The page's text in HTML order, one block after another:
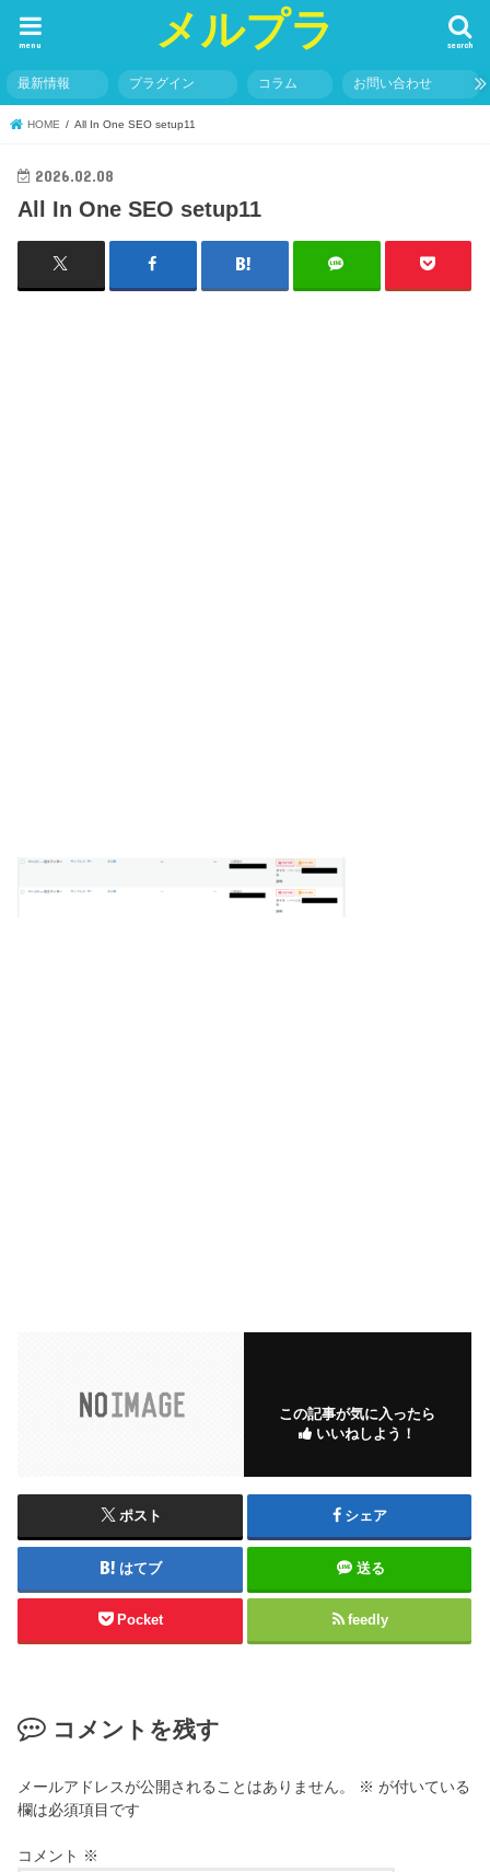
メルプラ search
menu
最新情報 プラグイン コラム お問い合わせ
HOME All In One SEO setup11
2026.02.08
All In One SEO setup11
この記事が気に入ったら
いいねしよう！
ポスト シェア
はてブ 送る
Pocket feedly
コメントを残す
メールアドレスが公開されることはありません。 ※ が付いている
欄は必須項目です
コメント ※